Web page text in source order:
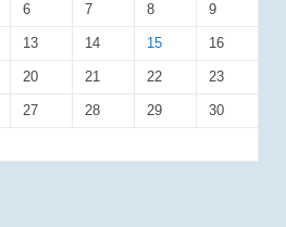
6 7 8 9
13 14 15 16
20 21 22 23
27 28 29 30